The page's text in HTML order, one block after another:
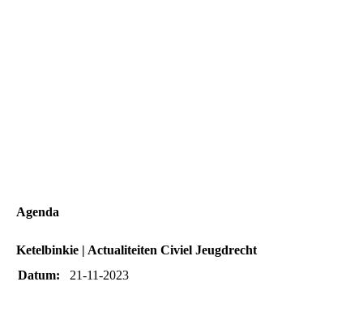
Agenda
Ketelbinkie | Actualiteiten Civiel Jeugdrecht
Datum:
21-11-2023